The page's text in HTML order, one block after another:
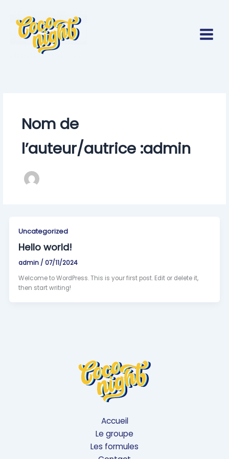
contenu
Nom de
l’auteur/autrice :admin
Uncategorized
Hello world!
admin /07/11/2024
Welcome to WordPress. This is your first post. Edit or delete it,
then start writing!
Accueil
Le groupe
Les formules